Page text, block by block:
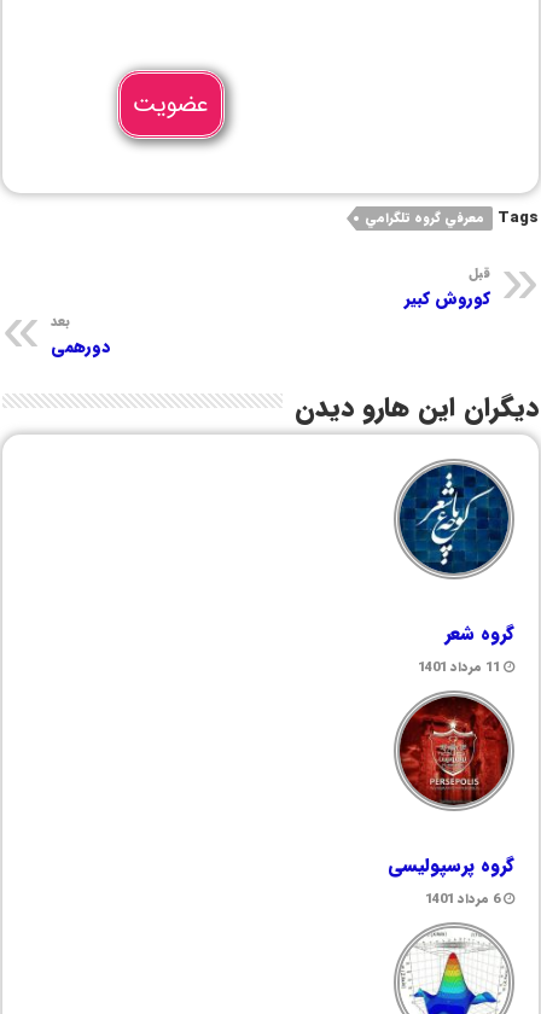
عضویت
Tags معرفي گروه تلگرامي
قبل
کوروش کبیر
بعد
دورهمی
دیگران این هارو دیدن
گروه شعر
11 مرداد 1401
گروه پرسپولیسی
6 مرداد 1401